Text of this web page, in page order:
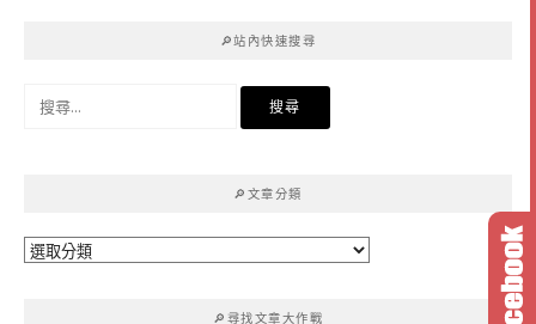
🔎站內快速搜尋
🔎文章分類
🔎
🔎尋找文章大作戰